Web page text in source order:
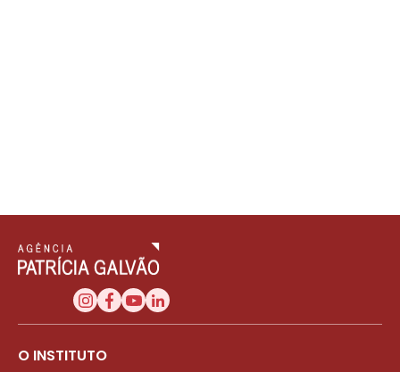
O INSTITUTO